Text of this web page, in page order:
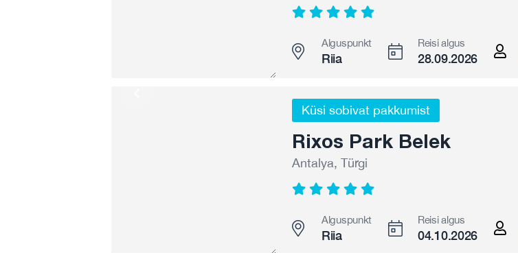
Alguspunkt
Riia
Reisi algus
28.09.2026
Küsi sobivat pakkumist
Rixos Park Belek
Antalya, Türgi
Alguspunkt
Riia
Reisi algus
04.10.2026